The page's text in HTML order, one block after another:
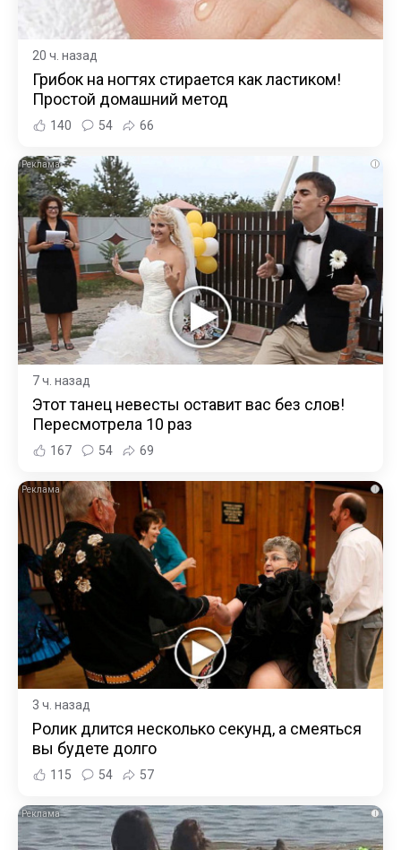
20 ч. назад
Грибок на ногтях стирается как ластиком!
Простой домашний метод
140 54 66
i
7 ч. назад
Этот танец невесты оставит вас без слов!
Пересмотрела 10 раз
167 54 69
i
3 ч. назад
Ролик длится несколько секунд, а смеяться
вы будете долго
115 54 57
i